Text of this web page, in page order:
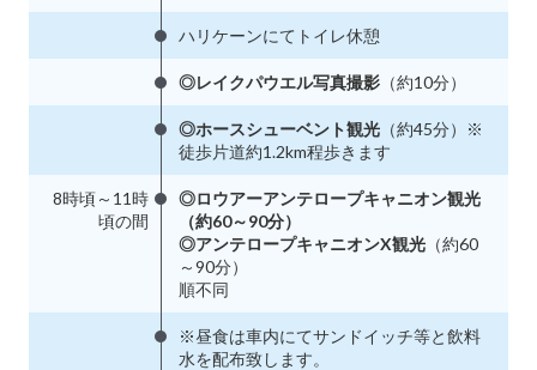
ハリケーンにてトイレ休憩
◎レイクパウエル写真撮影（約10分）
◎ホースシューベント観光（約45分）※
徒歩片道約1.2km程歩きます
8時頃～11時
頃の間
◎ロウアーアンテロープキャニオン観光
（約60～90分）
◎アンテロープキャニオンX観光（約60
～90分）
順不同
※昼食は車内にてサンドイッチ等と飲料
水を配布致します。